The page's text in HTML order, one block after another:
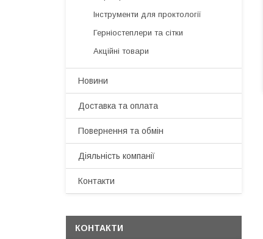
Інструменти для проктології
Герніостеплери та сітки
Акційні товари
Новини
Доставка та оплата
Повернення та обмін
Діяльність компанії
Контакти
КОНТАКТИ